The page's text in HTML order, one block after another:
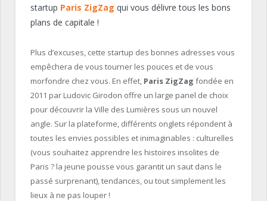
startup Paris ZigZag qui vous délivre tous les bons
plans de capitale !
Plus d’excuses, cette startup des bonnes adresses vous
empêchera de vous tourner les pouces et de vous
morfondre chez vous. En effet, Paris ZigZag fondée en
2011 par Ludovic Girodon offre un large panel de choix
pour découvrir la Ville des Lumières sous un nouvel
angle. Sur la plateforme, différents onglets répondent à
toutes les envies possibles et inimaginables : culturelles
(vous souhaitez apprendre les histoires insolites de
Paris ? la jeune pousse vous garantit un saut dans le
passé surprenant), tendances, ou tout simplement les
lieux à ne pas louper !